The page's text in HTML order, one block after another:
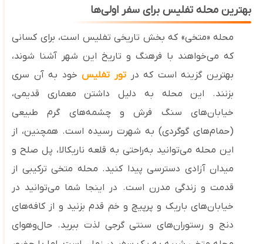
بهترین محله تفلیس برای سفر اولی‌ها
محله «متخی» که بخش تاریخی تفلیس است، برای کسانی
که می‌خواهند با فرهنگ و تاریخ این شهر آشنا شوند،
بهترین گزینه است که در تور تفلیس خود به آن سری
بزنند. این محله به دلیل داشتن معماری قدیمی،
خیابان‌های سنگ‌ فرش و چشمه‌های گرم طبیعی
(حمام‌های گوگردی) به شهرت رسیده است. همچنین، از
این محله می‌توانید به‌راحتی به قلعه ناریکالا، پل صلح و
میدان آزادی دسترسی پیدا کنید. محله متخی ترکیبی از
قدمت و زندگی مدرن است. در اینجا شما می‌توانید در
خیابان‌های باریک و پرپیچ‌ و خم قدم بزنید و از کافه‌های
دنج و رستوران‌های سنتی گرجی لذت ببرید. حال‌وهوای